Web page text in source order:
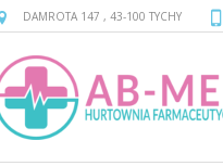
DAMROTA 147 , 43-100 TYCHY